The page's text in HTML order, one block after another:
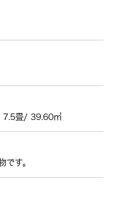
畳/ 39.60㎡
です。